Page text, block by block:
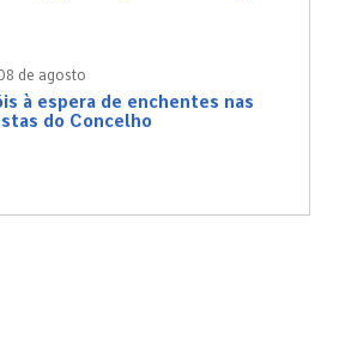
de agosto
à espera de enchentes nas
do Concelho